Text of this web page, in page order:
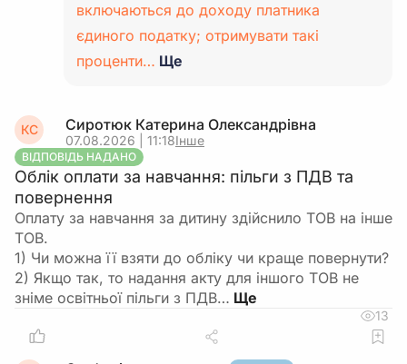
включаються до доходу платника
єдиного податку; отримувати такі
проценти… Ще
КС Сиротюк Катерина Олександрівна
07.08.2026 | 11:18Інше
ВІДПОВІДЬ НАДАНО
Облік оплати за навчання: пільги з ПДВ та
повернення
Оплату за навчання за дитину здійснило ТОВ на інше
ТОВ.
1) Чи можна її взяти до обліку чи краще повернути?
2) Якщо так, то надання акту для іншого ТОВ не
зніме освітньої пільги з ПДВ…
13